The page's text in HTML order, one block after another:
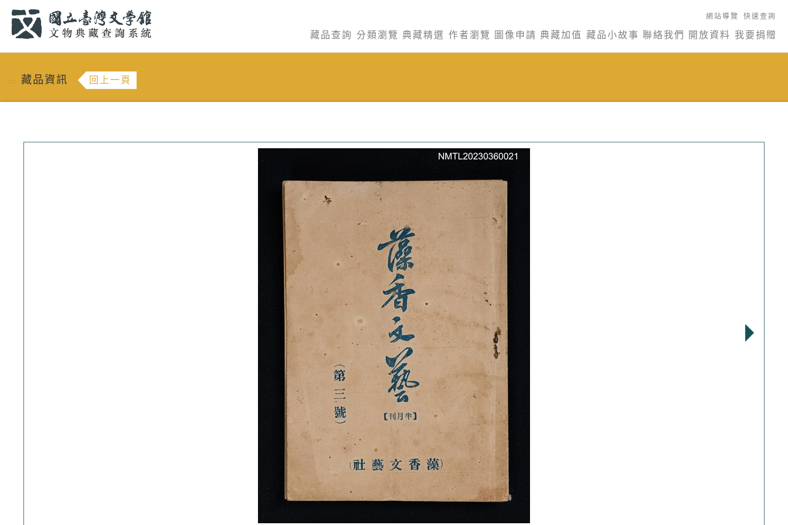
網站導覽 快速查詢
藏品查詢 分類瀏覽 典藏精選 作者瀏覽 圖像申請 典藏加值 藏品小故事 聯絡我們 開放資料 我要捐贈
::: 藏品資訊 回上一頁